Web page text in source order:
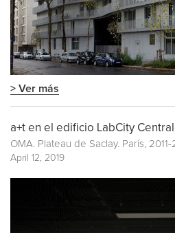
> Ver más
a+t en el edificio LabCity
OMA. Plateau de Saclay. París, 2011-
April 12, 2019